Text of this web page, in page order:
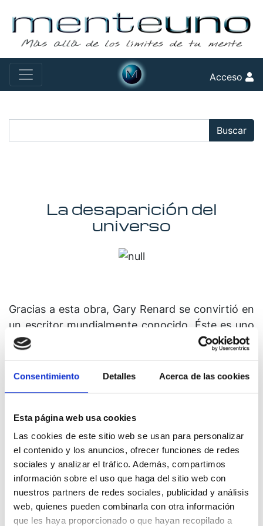
Consentimiento Detalles Acerca de las cookies
Esta página web usa cookies
Las cookies de este sitio web se usan para personalizar
el contenido y los anuncios, ofrecer funciones de redes
sociales y analizar el tráfico. Además, compartimos
información sobre el uso que haga del sitio web con
nuestros partners de redes sociales, publicidad y análisis
web, quienes pueden combinarla con otra información
que les haya proporcionado o que hayan recopilado a
Acceso
Buscar
La desaparición del
universo
Gracias a esta obra, Gary Renard se convirtió en
un escritor mundialmente conocido. Éste es uno
de los mejores títulos de la literatura espiritual
Una nueva edición de este clásico imprescindible
de retorno a la Fuente.
Información
Autor: Gary R. Renard